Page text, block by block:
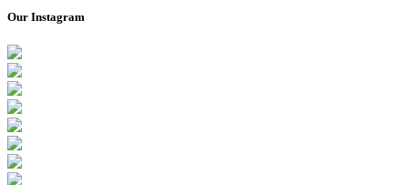
Our Instagram